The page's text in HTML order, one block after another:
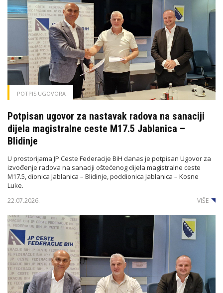
POTPIS UGOVORA
Potpisan ugovor za nastavak radova na sanaciji
dijela magistralne ceste M17.5 Jablanica –
Blidinje
U prostorijama JP Ceste Federacije BiH danas je potpisan Ugovor za
izvođenje radova na sanaciji oštećenog dijela magistralne ceste
M17.5, dionica Jablanica – Blidinje, poddionica Jablanica – Kosne
Luke.
22.07.2026. VIŠE